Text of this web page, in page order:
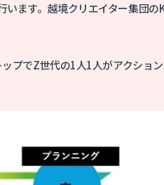
ます。越境クリエイター集団
プでZ世代の1人1人がアクショ